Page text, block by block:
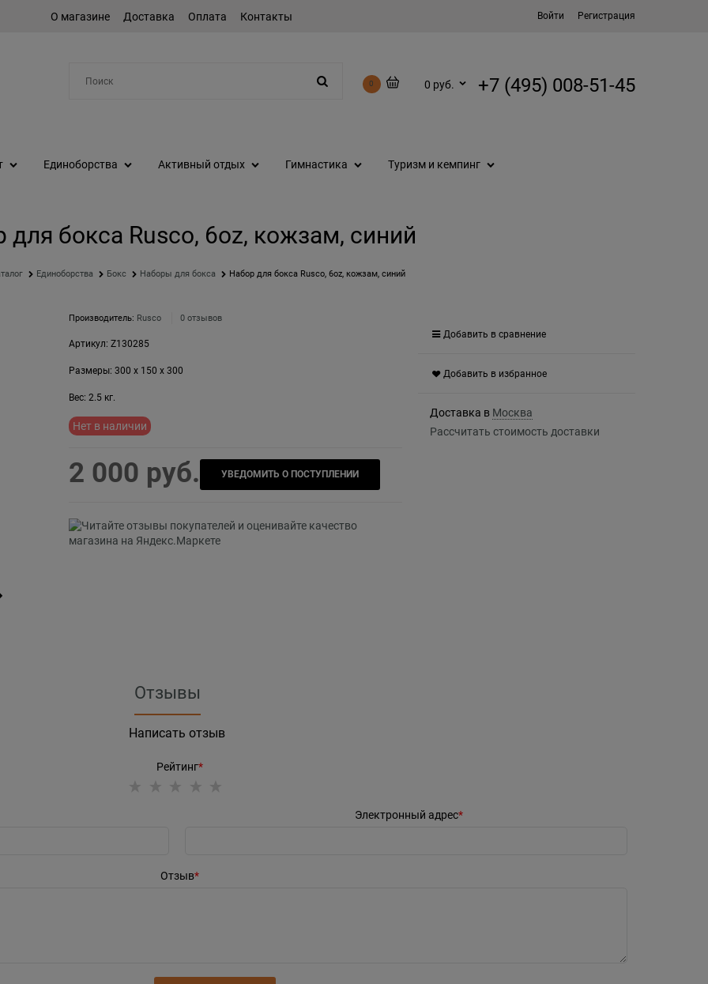
О магазине Доставка Оплата Контакты Войти Регистрация
0 0 руб. +7 (495) 008-51-45
Единоборства Активный отдых Гимнастика Туризм и кемпинг
для бокса Rusco, 6oz, кожзам, синий
Единоборства Бокс Наборы для бокса Набор для бокса Rusco, 6oz, кожзам, синий
Производитель: Rusco 0 отзывов
Артикул: Z130285
Размеры: 300 x 150 x 300
Вес: 2.5кг.
Нет в наличии
2 000 руб. УВЕДОМИТЬ О ПОСТУПЛЕНИИ
Добавить в сравнение
Добавить в избранное
Доставка в Москва
Рассчитать стоимость доставки
Отзывы
Написать отзыв
Рейтинг
Электронный адрес
Отзыв